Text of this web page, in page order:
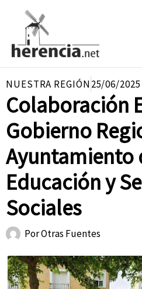
contenido
NUESTRA REGIÓN25/06/2025
Colaboración
Gobierno
Ayuntamiento
Educación y
Sociales
PorOtras Fuentes